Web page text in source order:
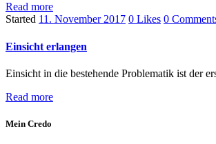
Read more
Started 11. November 2017 0 Likes 0
Einsicht erlangen
Einsicht in die bestehende Problematik ist der
Read more
Mein Credo